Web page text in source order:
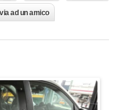
ad un amico